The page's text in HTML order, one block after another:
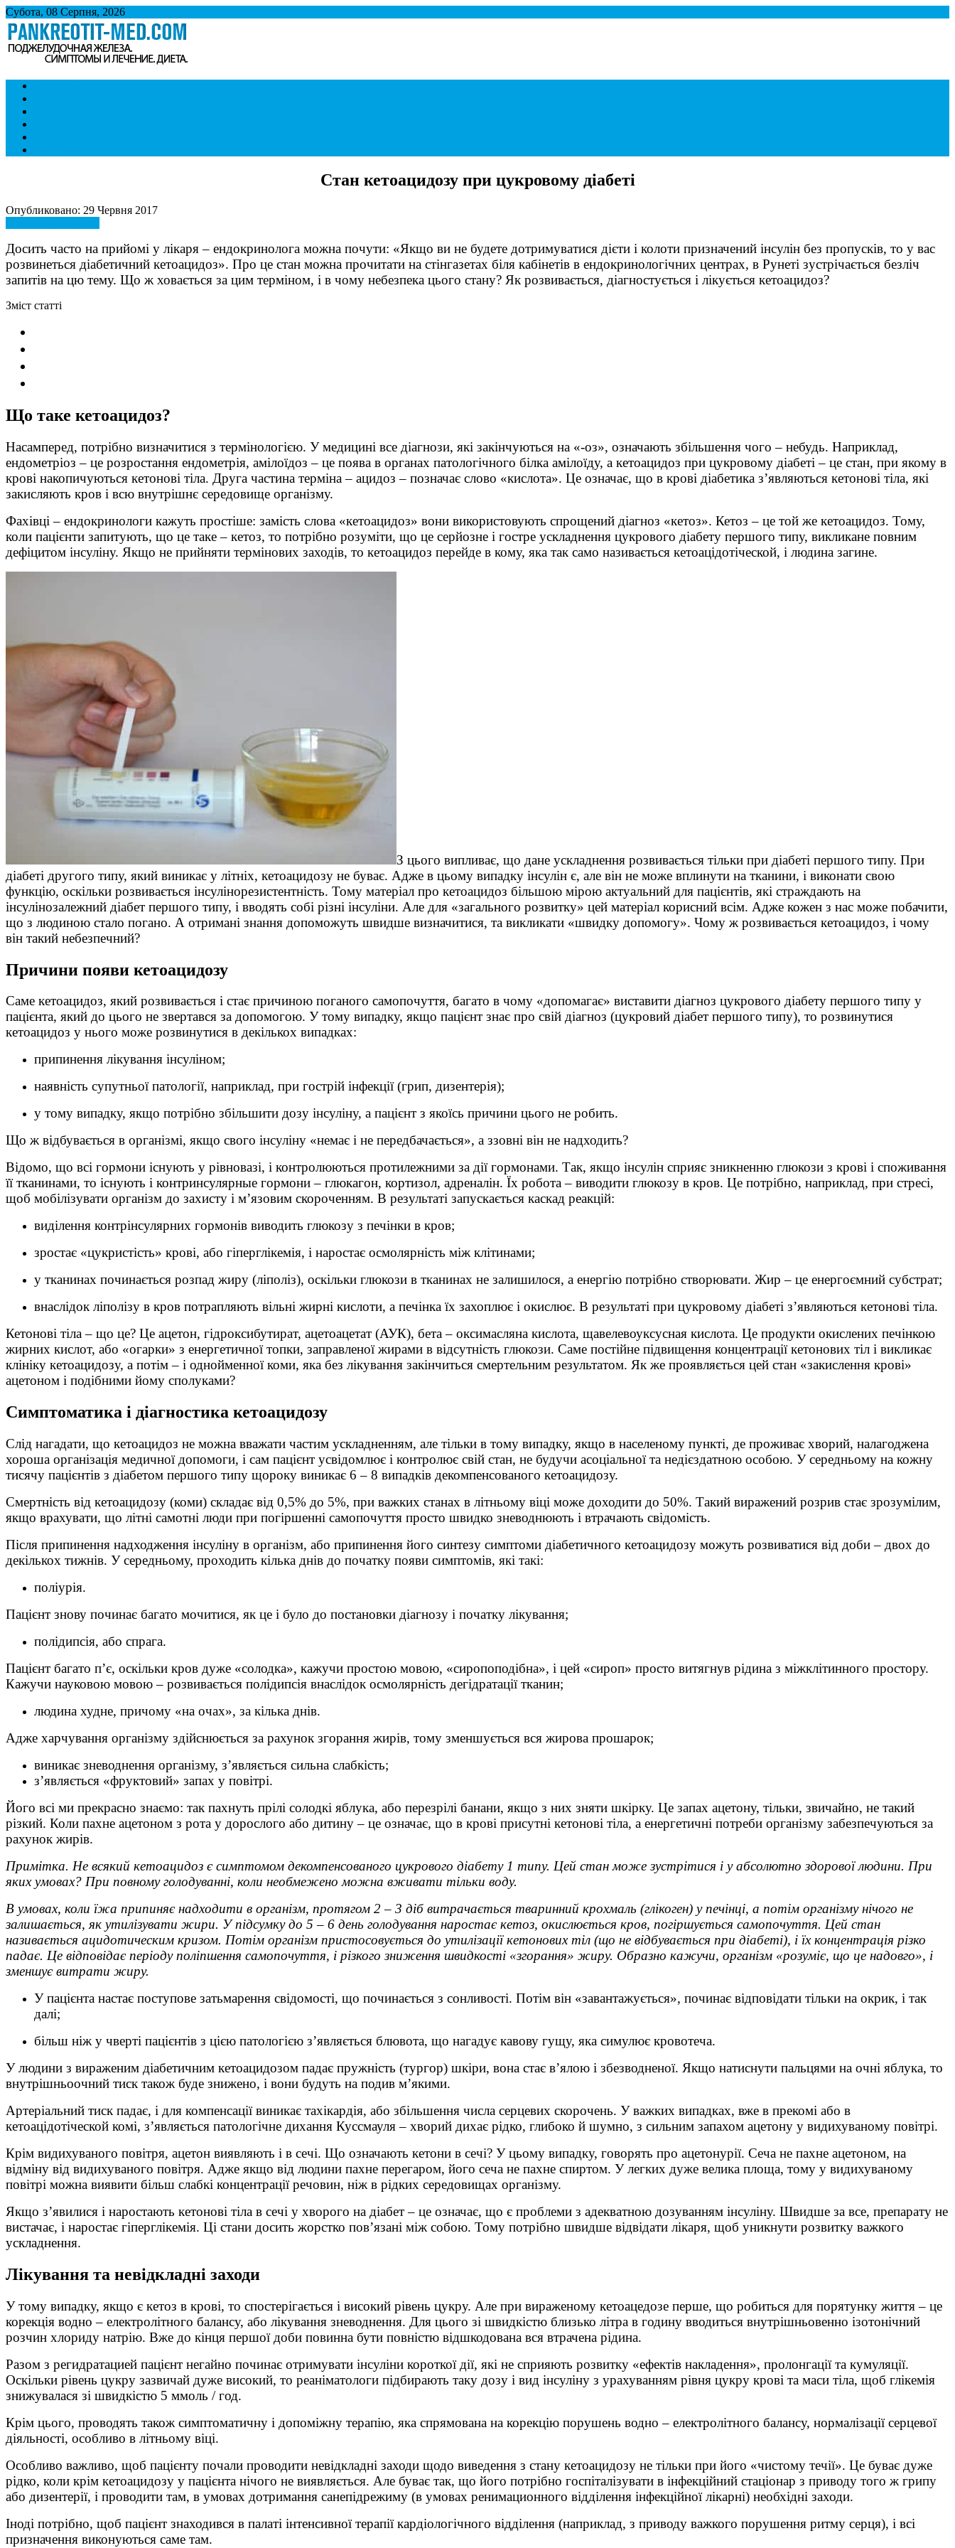
Субота, 08 Серпня, 2026
Панкреатит
Підшлункова залоза. Симптоми і лікування панкреатиту. Дієта при панкреатиті.
Стан кетоацидозу при цукровому діабеті
Опубликовано: 29 Червня 2017
Досить часто на прийомі у лікаря – ендокринолога можна почути: «Якщо ви не будете дотримуватися дієти і колоти призначений інсулін без пропусків, то у вас
розвинеться діабетичний кетоацидоз». Про це стан можна прочитати на стінгазетах біля кабінетів в ендокринологічних центрах, в Рунеті зустрічається безліч
запитів на цю тему. Що ж ховається за цим терміном, і в чому небезпека цього стану? Як розвивається, діагностується і лікується кетоацидоз?
Зміст статті
Що таке кетоацидоз?
Насамперед, потрібно визначитися з термінологією. У медицині все діагнози, які закінчуються на «-оз», означають збільшення чого – небудь. Наприклад,
ендометріоз – це розростання ендометрія, амілоїдоз – це поява в органах патологічного білка амілоїду, а кетоацидоз при цукровому діабеті – це стан, при якому в
крові накопичуються кетонові тіла. Друга частина терміна – ацидоз – позначає слово «кислота». Це означає, що в крові діабетика з’являються кетонові тіла, які
закисляють кров і всю внутрішнє середовище організму.
Фахівці – ендокринологи кажуть простіше: замість слова «кетоацидоз» вони використовують спрощений діагноз «кетоз». Кетоз – це той же кетоацидоз. Тому,
коли пацієнти запитують, що це таке – кетоз, то потрібно розуміти, що це серйозне і гостре ускладнення цукрового діабету першого типу, викликане повним
дефіцитом інсуліну. Якщо не прийняти термінових заходів, то кетоацидоз перейде в кому, яка так само називається кетоацідотіческой, і людина загине.
З цього випливає, що дане ускладнення розвивається тільки при діабеті першого типу. При
діабеті другого типу, який виникає у літніх, кетоацидозу не буває. Адже в цьому випадку інсулін є, але він не може вплинути на тканини, і виконати свою
функцію, оскільки розвивається інсулінорезистентність. Тому матеріал про кетоацидоз більшою мірою актуальний для пацієнтів, які страждають на
інсулінозалежний діабет першого типу, і вводять собі різні інсуліни. Але для «загального розвитку» цей матеріал корисний всім. Адже кожен з нас може побачити,
що з людиною стало погано. А отримані знання допоможуть швидше визначитися, та викликати «швидку допомогу». Чому ж розвивається кетоацидоз, і чому
він такий небезпечний?
Причини появи кетоацидозу
Саме кетоацидоз, який розвивається і стає причиною поганого самопочуття, багато в чому «допомагає» виставити діагноз цукрового діабету першого типу у
пацієнта, який до цього не звертався за допомогою. У тому випадку, якщо пацієнт знає про свій діагноз (цукровий діабет першого типу), то розвинутися
кетоацидоз у нього може розвинутися в декількох випадках:
припинення лікування інсуліном;
наявність супутньої патології, наприклад, при гострій інфекції (грип, дизентерія);
у тому випадку, якщо потрібно збільшити дозу інсуліну, а пацієнт з якоїсь причини цього не робить.
Що ж відбувається в організмі, якщо свого інсуліну «немає і не передбачається», а ззовні він не надходить?
Відомо, що всі гормони існують у рівновазі, і контролюються протилежними за дії гормонами. Так, якщо інсулін сприяє зникненню глюкози з крові і споживання
її тканинами, то існують і контринсулярные гормони – глюкагон, кортизол, адреналін. Їх робота – виводити глюкозу в кров. Це потрібно, наприклад, при стресі,
щоб мобілізувати організм до захисту і м’язовим скороченням. В результаті запускається каскад реакцій:
виділення контрінсулярних гормонів виводить глюкозу з печінки в кров;
зростає «цукристість» крові, або гіперглікемія, і наростає осмолярність між клітинами;
у тканинах починається розпад жиру (ліполіз), оскільки глюкози в тканинах не залишилося, а енергію потрібно створювати. Жир – це енергоємний субстрат;
внаслідок ліполізу в кров потрапляють вільні жирні кислоти, а печінка їх захоплює і окислює. В результаті при цукровому діабеті з’являються кетонові тіла.
Кетонові тіла – що це? Це ацетон, гідроксибутират, ацетоацетат (АУК), бета – оксимасляна кислота, щавелевоуксусная кислота. Це продукти окислених печінкою
жирних кислот, або «огарки» з енергетичної топки, заправленої жирами в відсутність глюкози. Саме постійне підвищення концентрації кетонових тіл і викликає
клініку кетоацидозу, а потім – і однойменної коми, яка без лікування закінчиться смертельним результатом. Як же проявляється цей стан «закислення крові»
ацетоном і подібними йому сполуками?
Симптоматика і діагностика кетоацидозу
Слід нагадати, що кетоацидоз не можна вважати частим ускладненням, але тільки в тому випадку, якщо в населеному пункті, де проживає хворий, налагоджена
хороша організація медичної допомоги, і сам пацієнт усвідомлює і контролює свій стан, не будучи асоціальної та недієздатною особою. У середньому на кожну
тисячу пацієнтів з діабетом першого типу щороку виникає 6 – 8 випадків декомпенсованого кетоацидозу.
Смертність від кетоацидозу (коми) складає від 0,5% до 5%, при важких станах в літньому віці може доходити до 50%. Такий виражений розрив стає зрозумілим,
якщо врахувати, що літні самотні люди при погіршенні самопочуття просто швидко зневоднюють і втрачають свідомість.
Після припинення надходження інсуліну в організм, або припинення його синтезу симптоми діабетичного кетоацидозу можуть розвиватися від доби – двох до
декількох тижнів. У середньому, проходить кілька днів до початку появи симптомів, які такі:
поліурія.
Пацієнт знову починає багато мочитися, як це і було до постановки діагнозу і початку лікування;
полідипсія, або спрага.
Пацієнт багато п’є, оскільки кров дуже «солодка», кажучи простою мовою, «сиропоподібна», і цей «сироп» просто витягнув рідина з міжклітинного простору.
Кажучи науковою мовою – розвивається полідипсія внаслідок осмолярність дегідратації тканин;
людина худне, причому «на очах», за кілька днів.
Адже харчування організму здійснюється за рахунок згорання жирів, тому зменшується вся жирова прошарок;
виникає зневоднення організму, з’являється сильна слабкість;
з’являється «фруктовий» запах у повітрі.
Його всі ми прекрасно знаємо: так пахнуть прілі солодкі яблука, або перезрілі банани, якщо з них зняти шкірку. Це запах ацетону, тільки, звичайно, не такий
різкий. Коли пахне ацетоном з рота у дорослого або дитину – це означає, що в крові присутні кетонові тіла, а енергетичні потреби організму забезпечуються за
рахунок жирів.
Примітка. Не всякий кетоацидоз є симптомом декомпенсованого цукрового діабету 1 типу. Цей стан може зустрітися і у абсолютно здорової людини. При
яких умовах? При повному голодуванні, коли необмежено можна вживати тільки воду.
В умовах, коли їжа припиняє надходити в організм, протягом 2 – 3 діб витрачається тваринний крохмаль (глікоген) у печінці, а потім організму нічого не
залишається, як утилізувати жири. У підсумку до 5 – 6 день голодування наростає кетоз, окислюється кров, погіршується самопочуття. Цей стан
називається ацидотическим кризом. Потім організм пристосовується до утилізації кетонових тіл (що не відбувається при діабеті), і їх концентрація різко
падає. Це відповідає періоду поліпшення самопочуття, і різкого зниження швидкості «згорання» жиру. Образно кажучи, організм «розуміє, що це надовго», і
зменшує витрати жиру.
У пацієнта настає поступове затьмарення свідомості, що починається з сонливості. Потім він «завантажується», починає відповідати тільки на окрик, і так
далі;
більш ніж у чверті пацієнтів з цією патологією з’являється блювота, що нагадує кавову гущу, яка симулює кровотеча.
У людини з вираженим діабетичним кетоацидозом падає пружність (тургор) шкіри, вона стає в’ялою і збезводненої. Якщо натиснути пальцями на очні яблука, то
внутрішньоочний тиск також буде знижено, і вони будуть на подив м’якими.
Артеріальний тиск падає, і для компенсації виникає тахікардія, або збільшення числа серцевих скорочень. У важких випадках, вже в прекомі або в
кетоацідотіческой комі, з’являється патологічне дихання Куссмауля – хворий дихає рідко, глибоко й шумно, з сильним запахом ацетону у видихуваному повітрі.
Крім видихуваного повітря, ацетон виявляють і в сечі. Що означають кетони в сечі? У цьому випадку, говорять про ацетонурії. Сеча не пахне ацетоном, на
відміну від видихуваного повітря. Адже якщо від людини пахне перегаром, його сеча не пахне спиртом. У легких дуже велика площа, тому у видихуваному
повітрі можна виявити більш слабкі концентрації речовин, ніж в рідких середовищах організму.
Якщо з’явилися і наростають кетонові тіла в сечі у хворого на діабет – це означає, що є проблеми з адекватною дозуванням інсуліну. Швидше за все, препарату не
вистачає, і наростає гіперглікемія. Ці стани досить жорстко пов’язані між собою. Тому потрібно швидше відвідати лікаря, щоб уникнути розвитку важкого
ускладнення.
Лікування та невідкладні заходи
У тому випадку, якщо є кетоз в крові, то спостерігається і високий рівень цукру. Але при вираженому кетоацедозе перше, що робиться для порятунку життя – це
корекція водно – електролітного балансу, або лікування зневоднення. Для цього зі швидкістю близько літра в годину вводиться внутрішньовенно ізотонічний
розчин хлориду натрію. Вже до кінця першої доби повинна бути повністю відшкодована вся втрачена рідина.
Разом з регидратацией пацієнт негайно починає отримувати інсуліни короткої дії, які не сприяють розвитку «ефектів накладення», пролонгації та кумуляції.
Оскільки рівень цукру зазвичай дуже високий, то реаніматологи підбирають таку дозу і вид інсуліну з урахуванням рівня цукру крові та маси тіла, щоб глікемія
знижувалася зі швидкістю 5 ммоль / год.
Крім цього, проводять також симптоматичну і допоміжну терапію, яка спрямована на корекцію порушень водно – електролітного балансу, нормалізації серцевої
діяльності, особливо в літньому віці.
Особливо важливо, щоб пацієнту почали проводити невідкладні заходи щодо виведення з стану кетоацидозу не тільки при його «чистому течії». Це буває дуже
рідко, коли крім кетоацидозу у пацієнта нічого не виявляється. Але буває так, що його потрібно госпіталізувати в інфекційний стаціонар з приводу того ж грипу
або дизентерії, і проводити там, в умовах дотримання санепідрежиму (в умовах ренимационного відділення інфекційної лікарні) необхідні заходи.
Іноді потрібно, щоб пацієнт знаходився в палаті інтенсивної терапії кардіологічного відділення (наприклад, з приводу важкого порушення ритму серця), і всі
призначення виконуються саме там.